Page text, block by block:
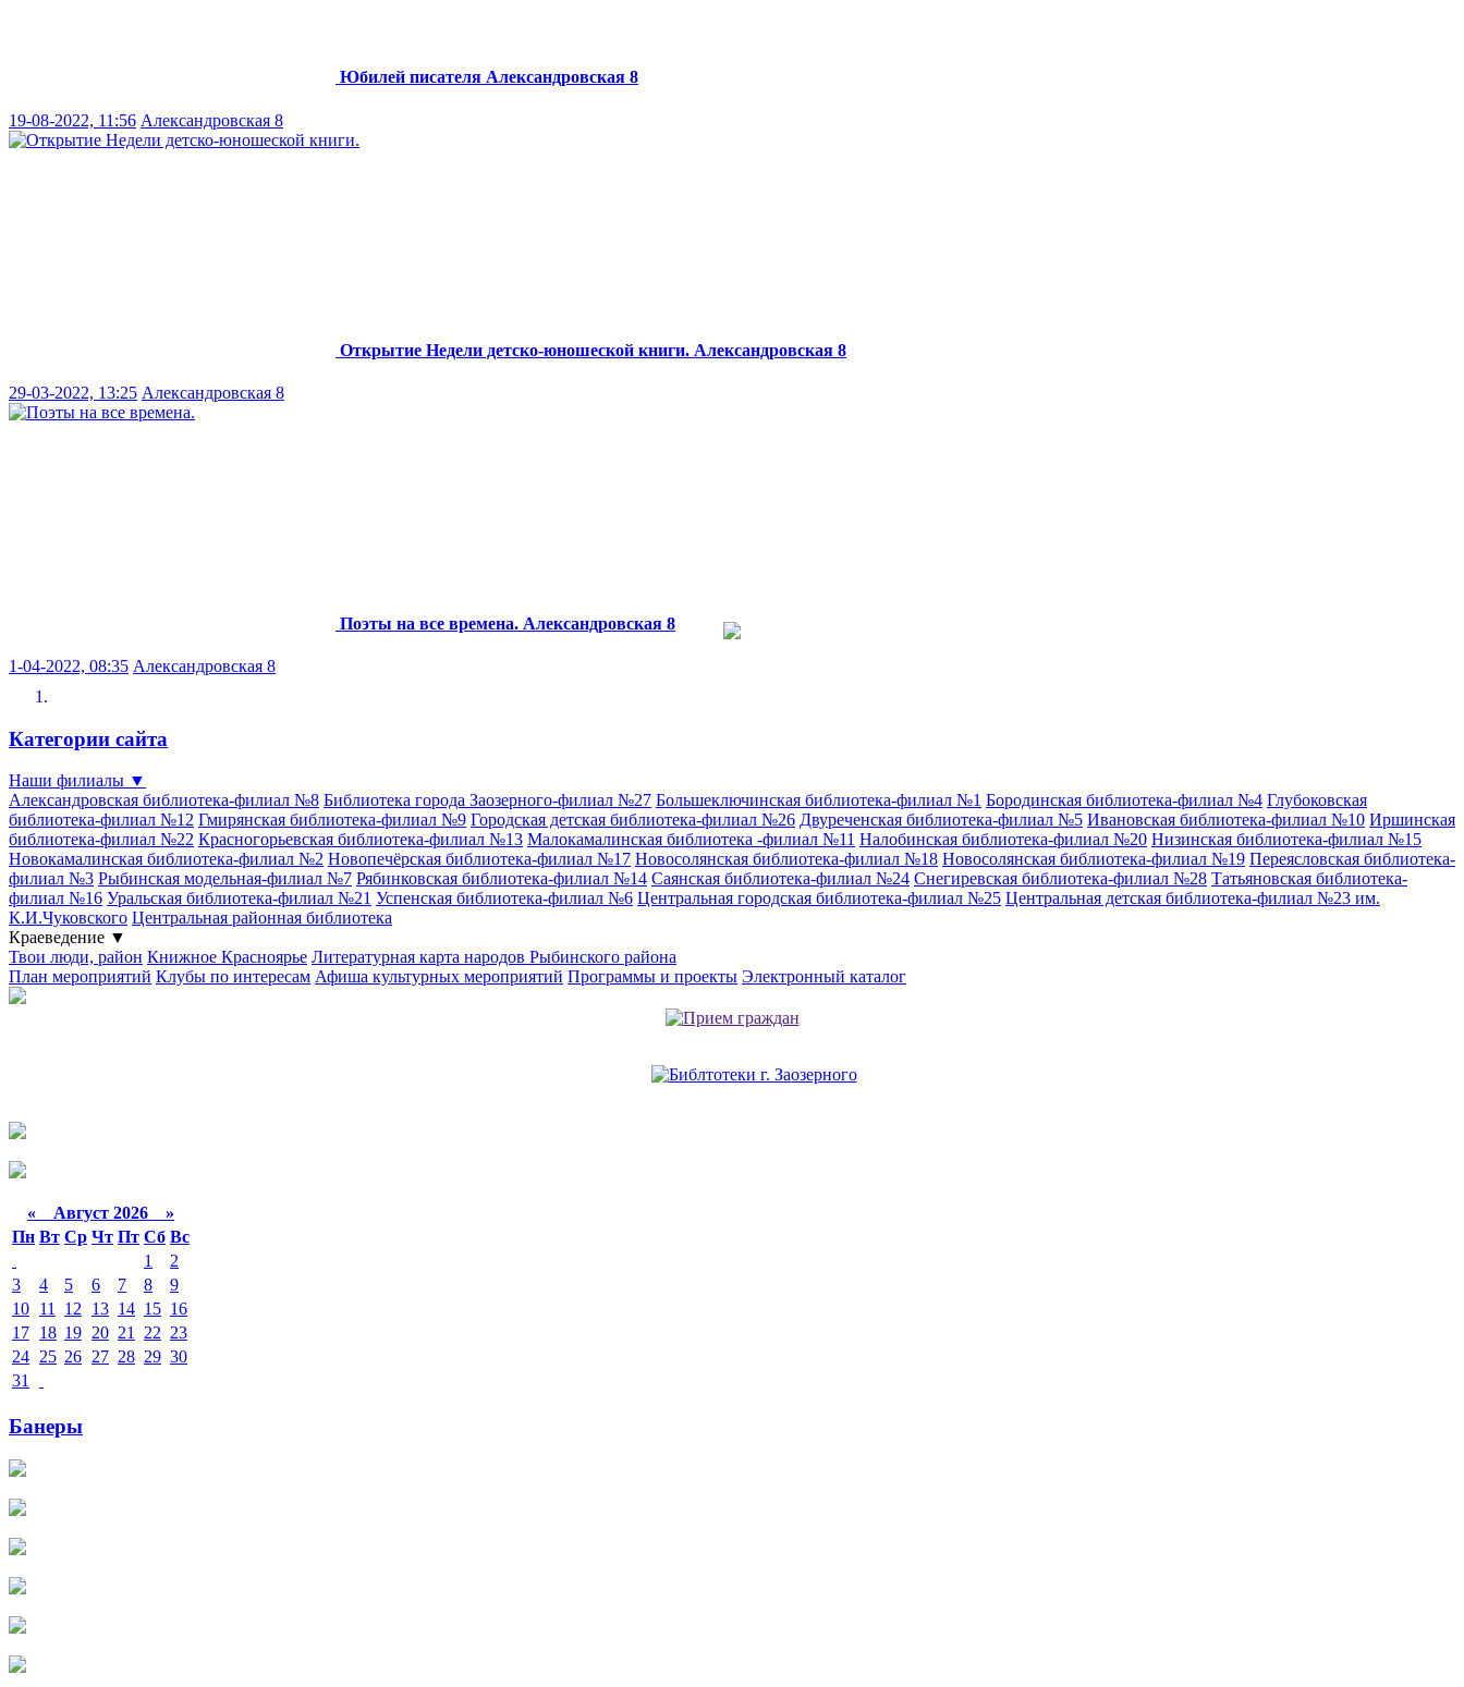
Юбилей писателя Александровская 8
19-08-2022, 11:56 Александровская 8
Открытие Недели детско-юношеской книги. Александровская 8
29-03-2022, 13:25 Александровская 8
Поэты на все времена. Александровская 8
1-04-2022, 08:35 Александровская 8
Категории сайта
Наши филиалы ▼
Александровская библиотека-филиал №8 Библиотека города Заозерного-филиал №27 Большеключинская библиотека-филиал №1 Бородинская библиотека-филиал №4 Глубоковская
библиотека-филиал №12 Гмирянская библиотека-филиал №9 Городская детская библиотека-филиал №26 Двуреченская библиотека-филиал №5 Ивановская библиотека-филиал №10 Иршинская
библиотека-филиал №22 Красногорьевская библиотека-филиал №13 Малокамалинская библиотека -филиал №11 Налобинская библиотека-филиал №20 Низинская библиотека-филиал №15
Новокамалинская библиотека-филиал №2 Новопечёрская библиотека-филиал №17 Новосолянская библиотека-филиал №18 Новосолянская библиотека-филиал №19 Переясловская библиотека-
филиал №3 Рыбинская модельная-филиал №7 Рябинковская библиотека-филиал №14 Саянская библиотека-филиал №24 Снегиревская библиотека-филиал №28 Татьяновская библиотека-
филиал №16 Уральская библиотека-филиал №21 Успенская библиотека-филиал №6 Центральная городская библиотека-филиал №25 Центральная детская библиотека-филиал №23 им.
К.И.Чуковского Центральная районная библиотека
Краеведение ▼
Твои люди, район Книжное Красноярье Литературная карта народов Рыбинского района
План мероприятий Клубы по интересам Афиша культурных мероприятий Программы и проекты Электронный каталог
« Август 2026 »
Пн Вт Ср Чт Пт Сб Вс
1
2
3
4 5 6 7 8
9
10 11 12 13 14 15 16
17 18 19 20 21 22 23
24 25 26 27 28 29 30
31
Банеры